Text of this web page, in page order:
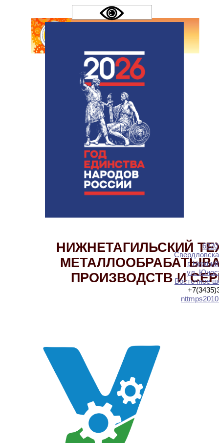
НИЖНЕТАГИЛЬСКИЙ
ПРОИЗВОДСТВ И
г.
ул.
Восточное